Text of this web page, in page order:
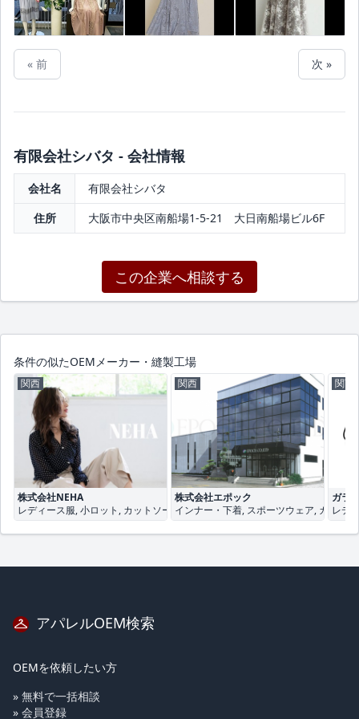
« 前 次 »
有限会社シバタ - 会社情報
会社名
有限会社シバタ
住所
大阪市中央区南船場1-5-21 大日南船場ビル6F
この企業へ相談する
条件の似たOEMメーカー・縫製工場
関西
株式会社NEHA
レディース服, 小ロット, カットソー
関西
株式会社エポック
インナー・下着, スポーツウェア, カット
関西
ガラ
レデ
アパレルOEM検索
OEMを依頼したい方
» 無料で一括相談
» 会員登録